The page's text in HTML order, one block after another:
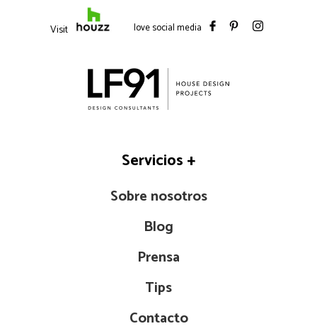
Visit love social media
Servicios+
Sobre nosotros
Blog
Prensa
Tips
Contacto